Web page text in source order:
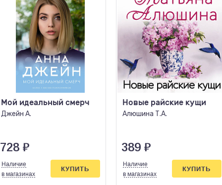
Мой идеальный смерч
Джейн А.
728 ₽
Наличие
в магазинах
КУПИТЬ
Новые райские кущи
Алюшина Т.А.
389 ₽
Наличие
в магазинах
КУПИТЬ